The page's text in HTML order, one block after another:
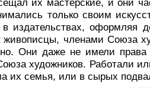
их мастерские, и они
только своим
в издательствах, оформляя
живописцы, членами Союза
Они даже не имели права
художников. Работали
их семья, или в сырых